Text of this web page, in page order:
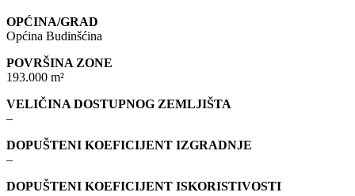
OPĆINA/GRAD
Općina Budinšćina
POVRŠINA ZONE
193.000 m²
VELIČINA DOSTUPNOG ZEMLJIŠTA
–
DOPUŠTENI KOEFICIJENT IZGRADNJE
–
DOPUŠTENI KOEFICIJENT ISKORISTIVOSTI